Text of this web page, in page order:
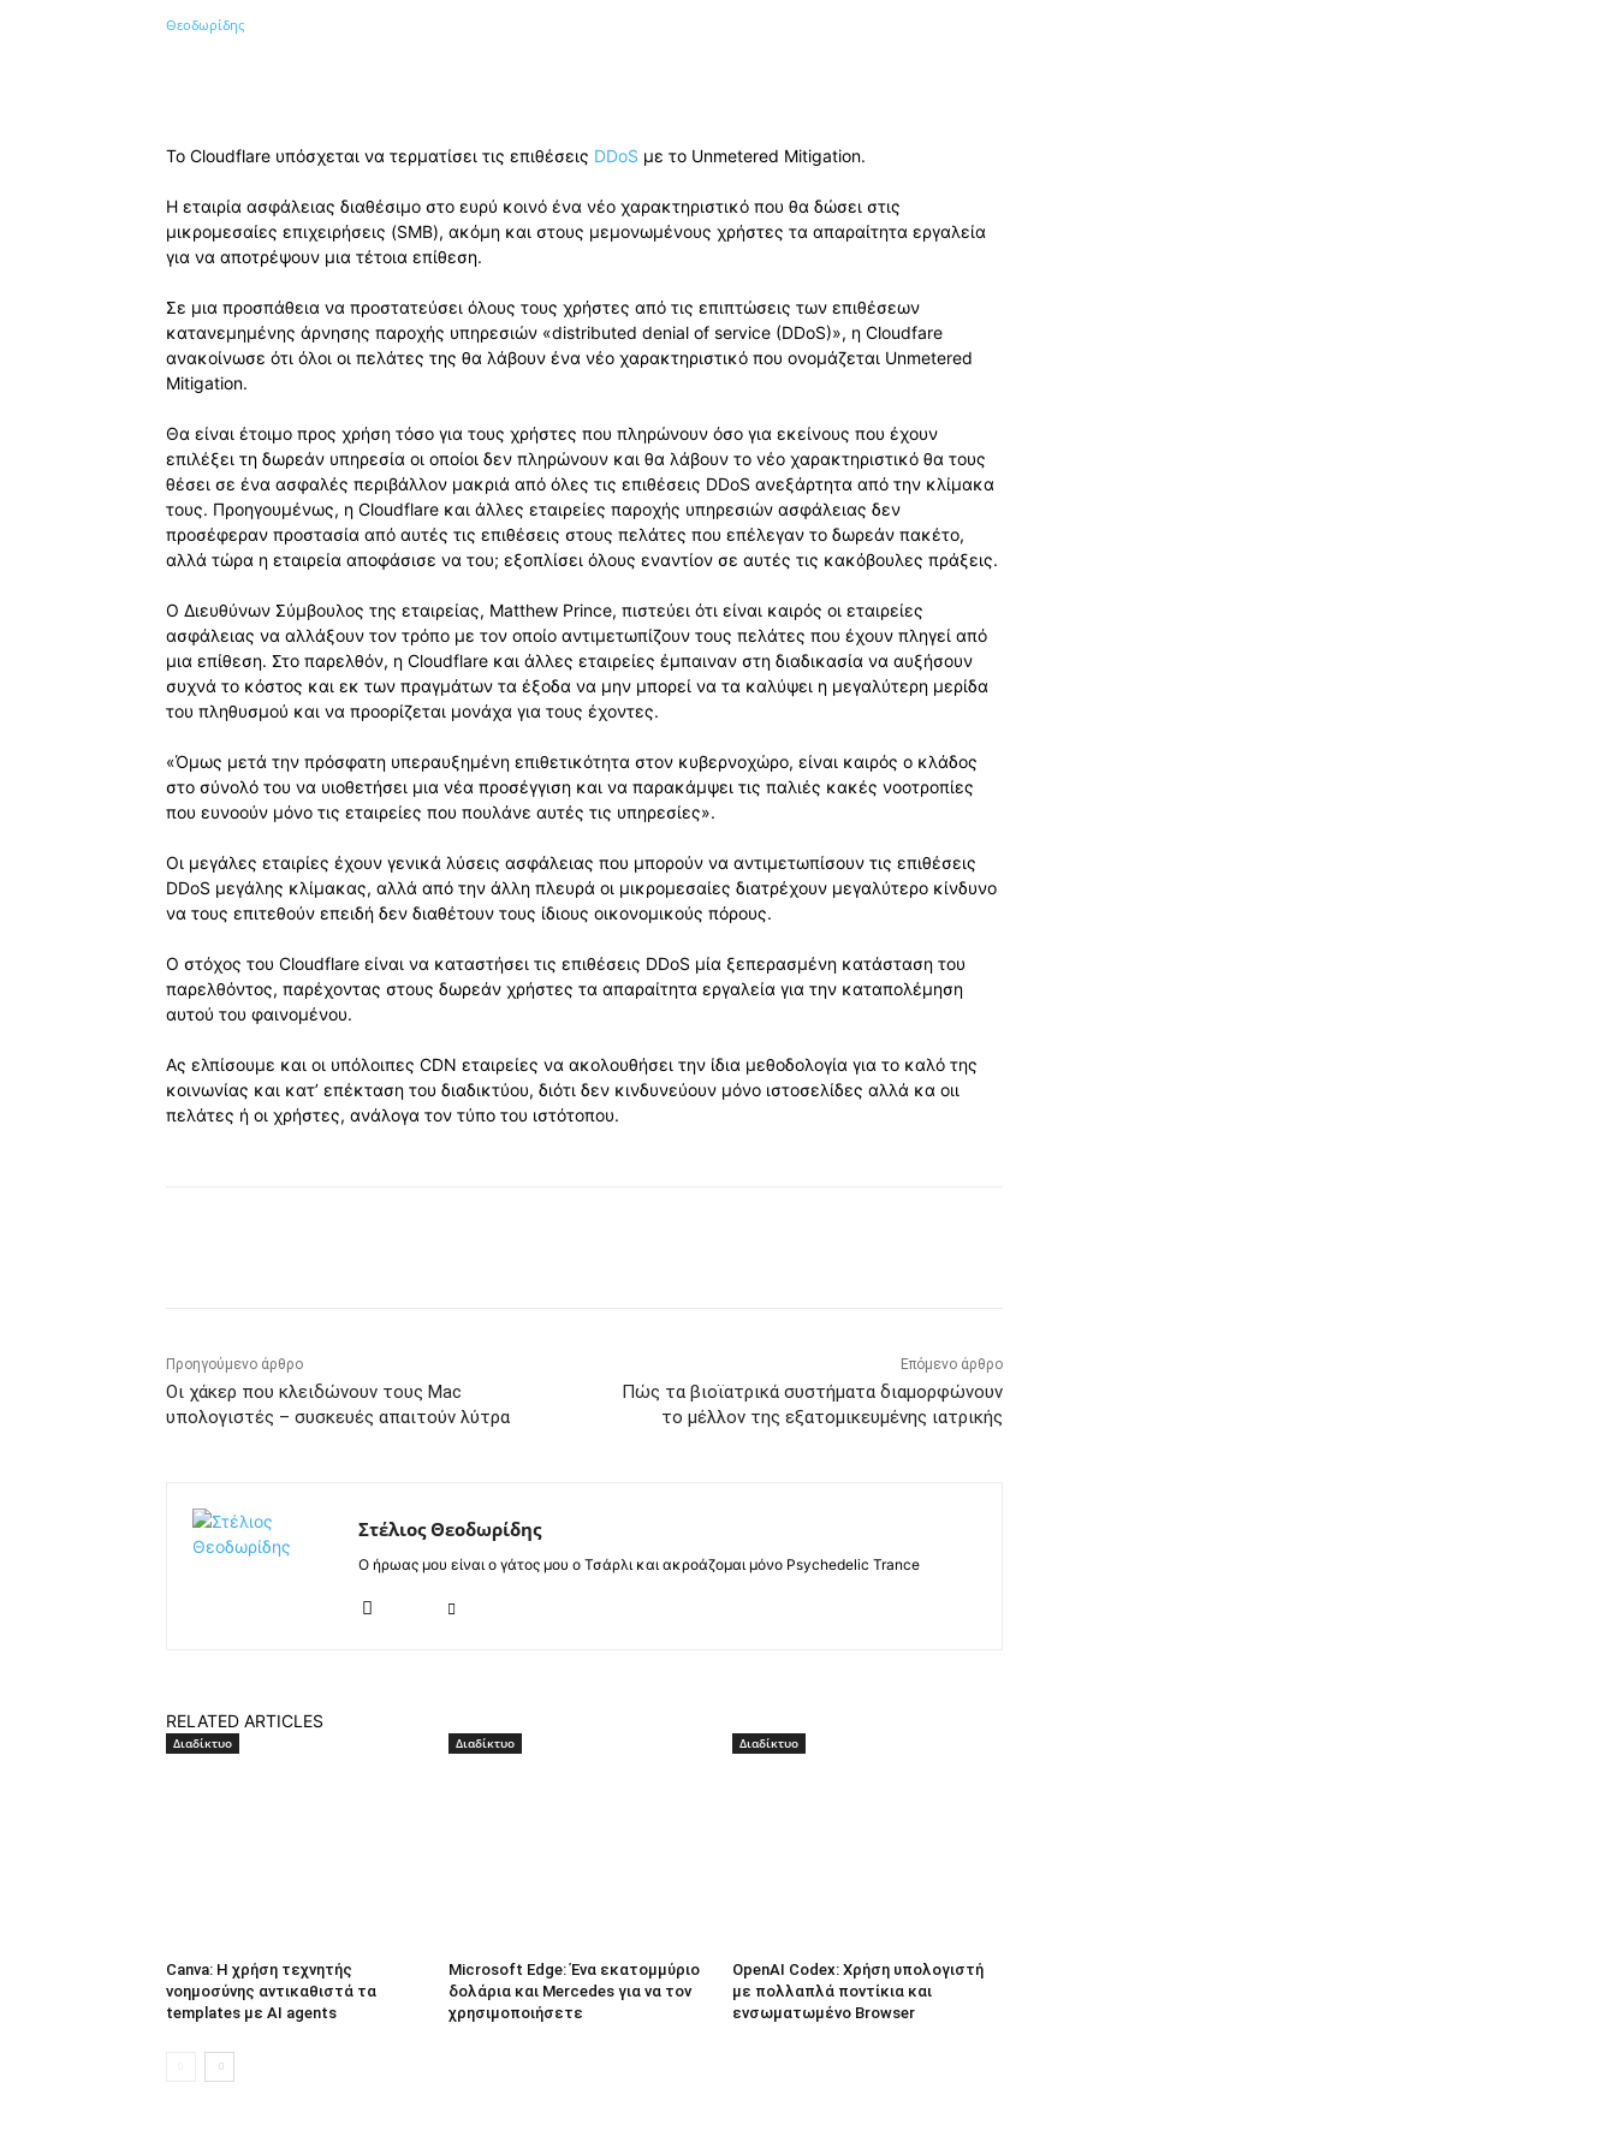
Κοινοποίηση
Το Cloudflare υπόσχεται να τερματίσει τις επιθέσεις DDoS με το Unmetered Mitigation.
Η εταιρία ασφάλειας διαθέσιμο στο ευρύ κοινό ένα νέο χαρακτηριστικό που θα δώσει στις
μικρομεσαίες επιχειρήσεις (SMB), ακόμη και στους μεμονωμένους χρήστες τα απαραίτητα εργαλεία
για να αποτρέψουν μια τέτοια επίθεση.
Σε μια προσπάθεια να προστατεύσει όλους τους χρήστες από τις επιπτώσεις των επιθέσεων
κατανεμημένης άρνησης παροχής υπηρεσιών «distributed denial of service (DDoS)», η Cloudfare
ανακοίνωσε ότι όλοι οι πελάτες της θα λάβουν ένα νέο χαρακτηριστικό που ονομάζεται Unmetered
Mitigation.
Θα είναι έτοιμο προς χρήση τόσο για τους χρήστες που πληρώνουν όσο για εκείνους που έχουν
επιλέξει τη δωρεάν υπηρεσία οι οποίοι δεν πληρώνουν και θα λάβουν το νέο χαρακτηριστικό θα τους
θέσει σε ένα ασφαλές περιβάλλον μακριά από όλες τις επιθέσεις DDoS ανεξάρτητα από την κλίμακα
τους. Προηγουμένως, η Cloudflare και άλλες εταιρείες παροχής υπηρεσιών ασφάλειας δεν
προσέφεραν προστασία από αυτές τις επιθέσεις στους πελάτες που επέλεγαν το δωρεάν πακέτο,
αλλά τώρα η εταιρεία αποφάσισε να του; εξοπλίσει όλους εναντίον σε αυτές τις κακόβουλες πράξεις.
Ο Διευθύνων Σύμβουλος της εταιρείας, Matthew Prince, πιστεύει ότι είναι καιρός οι εταιρείες
ασφάλειας να αλλάξουν τον τρόπο με τον οποίο αντιμετωπίζουν τους πελάτες που έχουν πληγεί από
μια επίθεση. Στο παρελθόν, η Cloudflare και άλλες εταιρείες έμπαιναν στη διαδικασία να αυξήσουν
συχνά το κόστος και εκ των πραγμάτων τα έξοδα να μην μπορεί να τα καλύψει η μεγαλύτερη μερίδα
του πληθυσμού και να προορίζεται μονάχα για τους έχοντες.
«Όμως μετά την πρόσφατη υπεραυξημένη επιθετικότητα στον κυβερνοχώρο, είναι καιρός ο κλάδος
στο σύνολό του να υιοθετήσει μια νέα προσέγγιση και να παρακάμψει τις παλιές κακές νοοτροπίες
που ευνοούν μόνο τις εταιρείες που πουλάνε αυτές τις υπηρεσίες».
Οι μεγάλες εταιρίες έχουν γενικά λύσεις ασφάλειας που μπορούν να αντιμετωπίσουν τις επιθέσεις
DDoS μεγάλης κλίμακας, αλλά από την άλλη πλευρά οι μικρομεσαίες διατρέχουν μεγαλύτερο κίνδυνο
να τους επιτεθούν επειδή δεν διαθέτουν τους ίδιους οικονομικούς πόρους.
Ο στόχος του Cloudflare είναι να καταστήσει τις επιθέσεις DDoS μία ξεπερασμένη κατάσταση του
παρελθόντος, παρέχοντας στους δωρεάν χρήστες τα απαραίτητα εργαλεία για την καταπολέμηση
αυτού του φαινομένου.
Ας ελπίσουμε και οι υπόλοιπες CDN εταιρείες να ακολουθήσει την ίδια μεθοδολογία για το καλό της
κοινωνίας και κατ’ επέκταση του διαδικτύου, διότι δεν κινδυνεύουν μόνο ιστοσελίδες αλλά κα οιι
πελάτες ή οι χρήστες, ανάλογα τον τύπο του ιστότοπου.
Προηγούμενο άρθρο
Οι χάκερ που κλειδώνουν τους Mac
υπολογιστές – συσκευές απαιτούν λύτρα
Επόμενο άρθρο
Πώς τα βιοϊατρικά συστήματα διαμορφώνουν
το μέλλον της εξατομικευμένης ιατρικής
Στέλιος Θεοδωρίδης
Ο ήρωας μου είναι ο γάτος μου ο Τσάρλι και ακροάζομαι μόνο Psychedelic Trance
RELATED ARTICLES
Διαδίκτυο
Canva: Η χρήση τεχνητής
νοημοσύνης αντικαθιστά τα
templates με AI agents
Διαδίκτυο
Microsoft Edge: Ένα εκατομμύριο
δολάρια και Mercedes για να τον
χρησιμοποιήσετε
Διαδίκτυο
OpenAI Codex: Χρήση υπολογιστή
με πολλαπλά ποντίκια και
ενσωματωμένο Browser